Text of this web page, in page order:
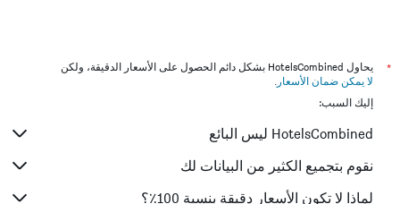
*
يحاول HotelsCombined بشكل دائم الحصول على الأسعار الدقيقة، ولكن
لا يمكن ضمان الأسعار .
إليك السبب:
HotelsCombined ليس البائع
نقوم بتجميع الكثير من البيانات لك
لماذا لا تكون الأسعار دقيقة بنسبة 100٪؟